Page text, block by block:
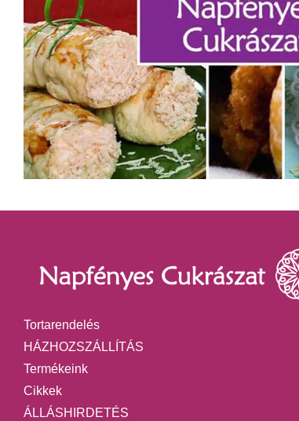
Tortarendelés
HÁZHOZSZÁLLÍTÁS
Termékeink
Cikkek
ÁLLÁSHIRDETÉS